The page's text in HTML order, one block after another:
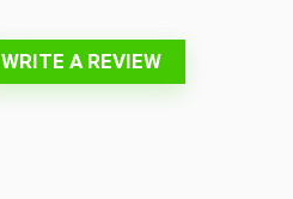
WRITE A REVIEW